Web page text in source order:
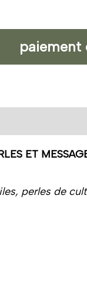
paiement
ET
perles de